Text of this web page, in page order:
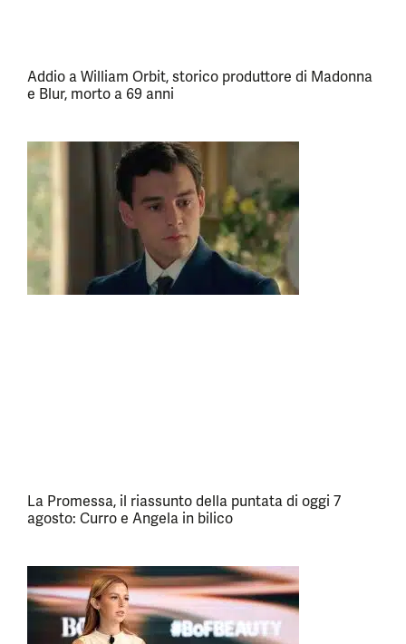
Addio a William Orbit, storico produttore di Madonna
e Blur, morto a 69 anni
La Promessa, il riassunto della puntata di oggi 7
agosto: Curro e Angela in bilico